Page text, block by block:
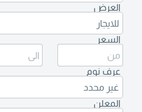
العرض
للايجار
السعر
عرف نوم
غير محدد
المعلن